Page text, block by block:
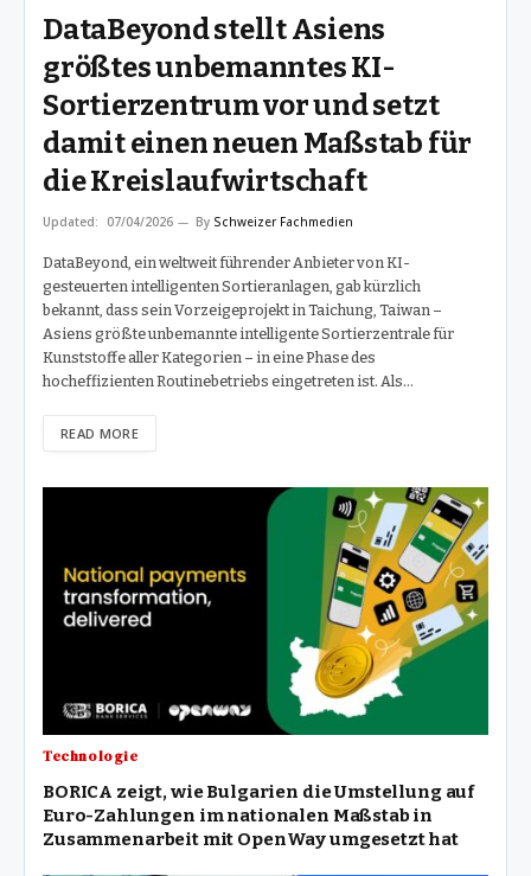
DataBeyond stellt Asiens
größtes unbemanntes KI-
Sortierzentrum vor und setzt
damit einen neuen Maßstab für
die Kreislaufwirtschaft
Updated: 07/04/2026 By Schweizer Fachmedien
DataBeyond, ein weltweit führender Anbieter von KI-
gesteuerten intelligenten Sortieranlagen, gab kürzlich
bekannt, dass sein Vorzeigeprojekt in Taichung, Taiwan –
Asiens größte unbemannte intelligente Sortierzentrale für
Kunststoffe aller Kategorien – in eine Phase des
hocheffizienten Routinebetriebs eingetreten ist. Als…
READ MORE
Technologie
BORICA zeigt, wie Bulgarien die Umstellung auf
Euro-Zahlungen im nationalen Maßstab in
Zusammenarbeit mit OpenWay umgesetzt hat